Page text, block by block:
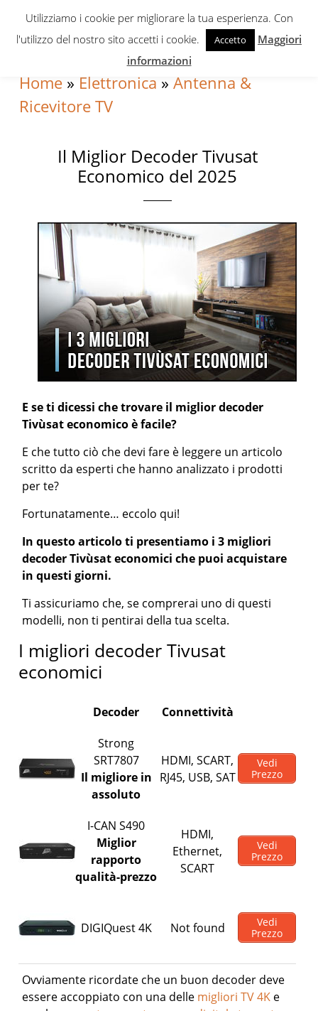
Skip
navigation
Skip
Skip
sidebar
Home » Elettronica »Antenna &
Ricevitore TV
Il Miglior Decoder Tivusat
Economico del 2025
E se ti dicessi che trovare il miglior decoder
Tivùsat economico è facile?
E che tutto ciò che devi fare è leggere un articolo
scritto da esperti che hanno analizzato i prodotti
per te?
Fortunatamente… eccolo qui!
In questo articolo ti presentiamo i 3 migliori
decoder Tivùsat economici che puoi acquistare
in questi giorni.
Ti assicuriamo che, se comprerai uno di questi
modelli, non ti pentirai della tua scelta.
I migliori decoder Tivusat
economici
Decoder
Connettività
Strong
SRT7807
Il migliore in
assoluto
HDMI, SCART,
RJ45, USB, SAT
Vedi
Prezzo
I-CAN S490
Miglior
rapporto
qualità-prezzo
HDMI,
Ethernet,
SCART
Vedi
Prezzo
DIGIQuest 4K Not found
Vedi
Prezzo
Ovviamente ricordate che un buon decoder deve
essere accoppiato con una delle migliori TV 4K e
Utilizziamo i cookie per migliorare la tua esperienza. Con
l'utilizzo del nostro sito accetti i cookie.
Accetto
Maggiori
informazioni